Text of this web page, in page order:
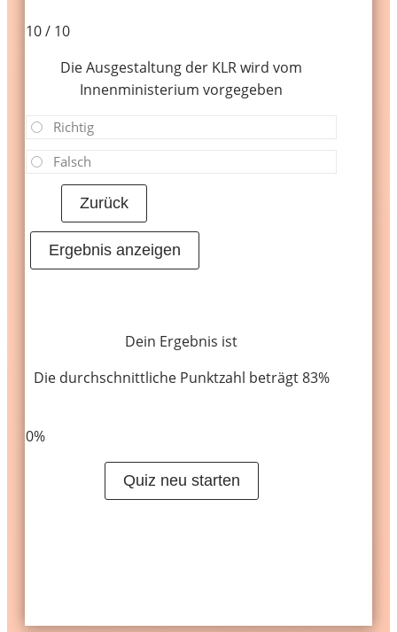
10 / 10
Die Ausgestaltung der KLR wird vom
Innenministerium vorgegeben
Richtig
Falsch
Dein Ergebnis ist
Die durchschnittliche Punktzahl beträgt 83%
0%
Quiz neu starten